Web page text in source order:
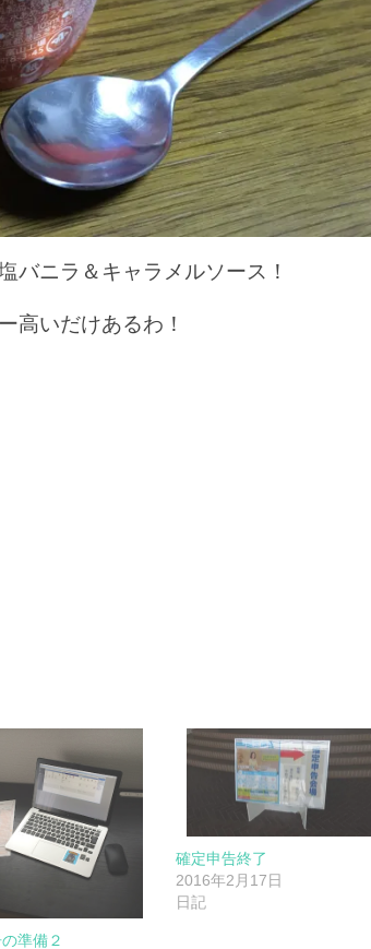
バニラ＆キャラメルソース！
高いだけあるわ！
準備２
確定申告終了
2016年2月17日
日記